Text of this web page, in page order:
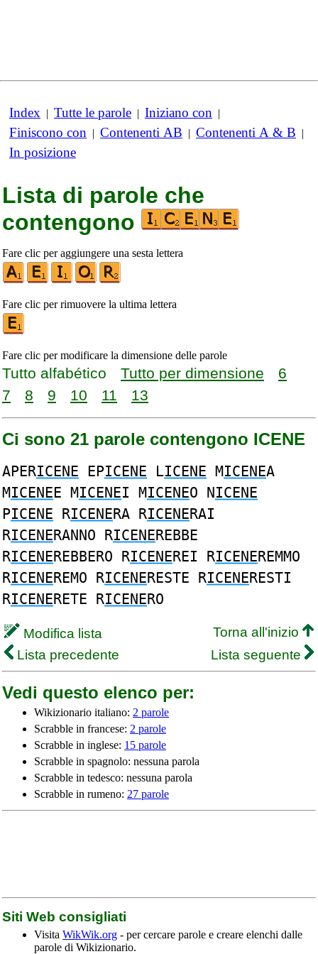
Index | Tutte le parole | Iniziano con |
Finiscono con | Contenenti AB | Contenenti A & B |
In posizione
Lista di parole che
contengono
Fare clic per aggiungere una sesta lettera
Fare clic per rimuovere la ultima lettera
Fare clic per modificare la dimensione delle parole
Tutto alfabético Tutto per dimensione
6
7
8 9 10 11 13
Ci sono 21 parole contengono ICENE
APERICENE EPICENE LICENE MICENEA
MICENEE MICENEI MICENEO NICENE
PICENE RICENERA RICENERAI
RICENERANNO RICENEREBBE
RICENEREBBERO RICENEREI RICENEREMMO
RICENEREMO RICENERESTE RICENERESTI
RICENERETE RICENERO
Modifica lista
Torna all'inizio
Lista precedente
Lista seguente
Vedi questo elenco per:
Wikizionario italiano: 2 parole
Scrabble in francese: 2 parole
Scrabble in inglese: 15 parole
Scrabble in spagnolo: nessuna parola
Scrabble in tedesco: nessuna parola
Scrabble in rumeno: 27 parole
Siti Web consigliati
Visita WikWik.org - per cercare parole e creare elenchi dalle
parole di Wikizionario.